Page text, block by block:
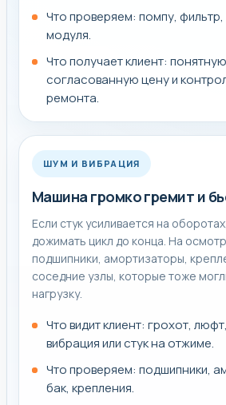
Что проверяем: помпу,
модуля.
Что получает клиент:
согласованную цену и
ремонта.
ШУМ И ВИБРАЦИЯ
Машина громко гремит и
Если стук усиливается на
дожимать цикл до конца. На
подшипники, амортизаторы,
соседние узлы, которые тоже
нагрузку.
Что видит клиент: грохот,
вибрация или стук на отжиме.
Что проверяем: подшипники,
бак, крепления.